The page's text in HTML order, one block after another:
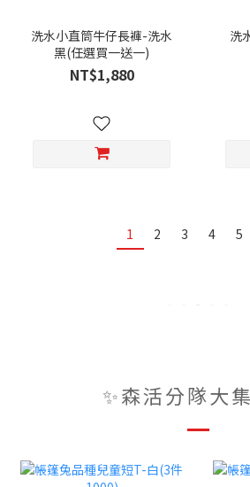
洗水小直筒牛仔長褲-洗水
黑(任選買一送一)
NT$1,880
洗
1 2 3 4 5
✨森活分隊大